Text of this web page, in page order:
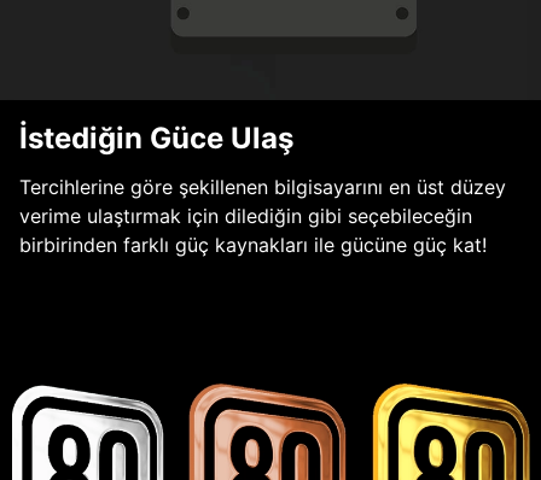
İstediğin Güce Ulaş
Tercihlerine göre şekillenen bilgisayarını en üst düzey
verime ulaştırmak için dilediğin gibi seçebileceğin
birbirinden farklı güç kaynakları ile gücüne güç kat!